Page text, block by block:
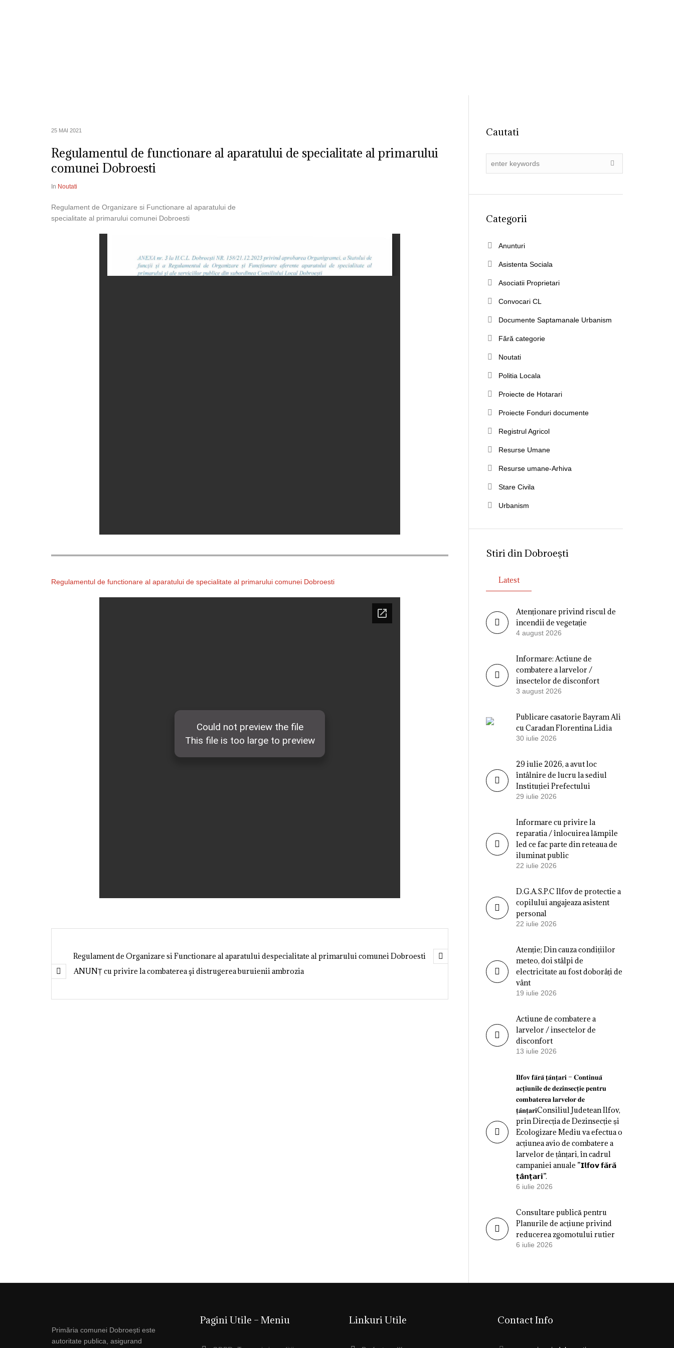
25 MAI 2021
Regulamentul de functionare al aparatului de specialitate al primarului
comunei Dobroesti
In Noutati
Regulament de Organizare si Functionare al aparatului de
specialitate al primarului comunei Dobroesti
Regulamentul de functionare al aparatului de specialitate al primarului comunei Dobroesti
Regulament de Organizare si Functionare al aparatului despecialitate al primarului comunei Dobroesti
ANUNȚ cu privire la combaterea şi distrugerea buruienii ambrozia
Cautati
Categorii
Anunturi
Asistenta Sociala
Asociatii Proprietari
Convocari CL
Documente Saptamanale Urbanism
Fără categorie
Noutati
Politia Locala
Proiecte de Hotarari
Proiecte Fonduri documente
Registrul Agricol
Resurse Umane
Resurse umane-Arhiva
Stare Civila
Urbanism
Stiri din Dobroești
Latest
Atenționare privind riscul de
incendii de vegetație
4 august 2026
Informare: Actiune de
combatere a larvelor /
insectelor de disconfort
3 august 2026
Publicare casatorie Bayram Ali
cu Caradan Florentina Lidia
30 iulie 2026
29 iulie 2026, a avut loc
întâlnire de lucru la sediul
Instituției Prefectului
29 iulie 2026
Informare cu privire la
reparatia / înlocuirea lămpile
led ce fac parte din reteaua de
iluminat public
22 iulie 2026
D.G.A.S.P.C Ilfov de protectie a
copilului angajeaza asistent
personal
22 iulie 2026
Atenție; Din cauza condițiilor
meteo, doi stâlpi de
electricitate au fost doborâți de
vânt
19 iulie 2026
Actiune de combatere a
larvelor / insectelor de
disconfort
13 iulie 2026
𝐈𝐥𝐟𝐨𝐯 𝐟𝐚̆𝐫𝐚̆ 𝐭̦𝐚̂𝐧𝐭̦𝐚𝐫𝐢 – 𝐂𝐨𝐧𝐭𝐢𝐧𝐮𝐚̆
𝐚𝐜𝐭̦𝐢𝐮𝐧𝐢𝐥𝐞 𝐝𝐞 𝐝𝐞𝐳𝐢𝐧𝐬𝐞𝐜𝐭̦𝐢𝐞 𝐩𝐞𝐧𝐭𝐫𝐮
𝐜𝐨𝐦𝐛𝐚𝐭𝐞𝐫𝐞𝐚 𝐥𝐚𝐫𝐯𝐞𝐥𝐨𝐫 𝐝𝐞
𝐭̦𝐚̂𝐧𝐭̦𝐚𝐫𝐢Consiliul Judetean Ilfov,
prin Direcția de Dezinsecție și
Ecologizare Mediu va efectua o
acțiunea avio de combatere a
larvelor de țânțari, în cadrul
campaniei anuale ”𝗜𝗹𝗳𝗼𝘃 𝗳𝗮̆𝗿𝗮̆
𝘁̦𝗮̂𝗻𝘁̦𝗮𝗿𝗶”.
6 iulie 2026
Consultare publică pentru
Planurile de acțiune privind
reducerea zgomotului rutier
6 iulie 2026
Primăria comunei Dobroești este
autoritate publica, asigurand
Pagini Utile – Meniu Linkuri Utile Contact Info